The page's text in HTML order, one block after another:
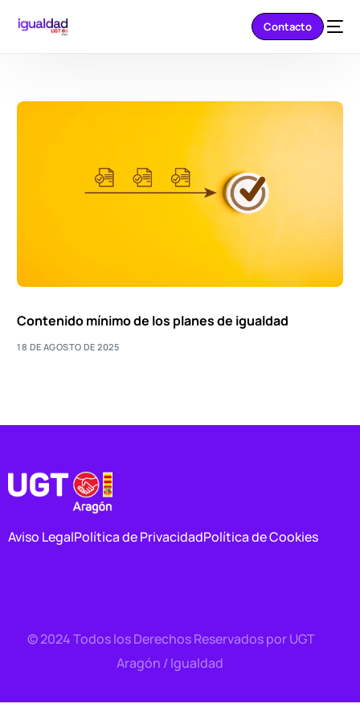
Contacto
Contenido mínimo de los planes de igualdad
18 DE AGOSTO DE 2025
Aviso LegalPolítica de PrivacidadPolítica de Cookies
© 2024 Todos los Derechos Reservados por UGT
Aragón / Igualdad
Contacto